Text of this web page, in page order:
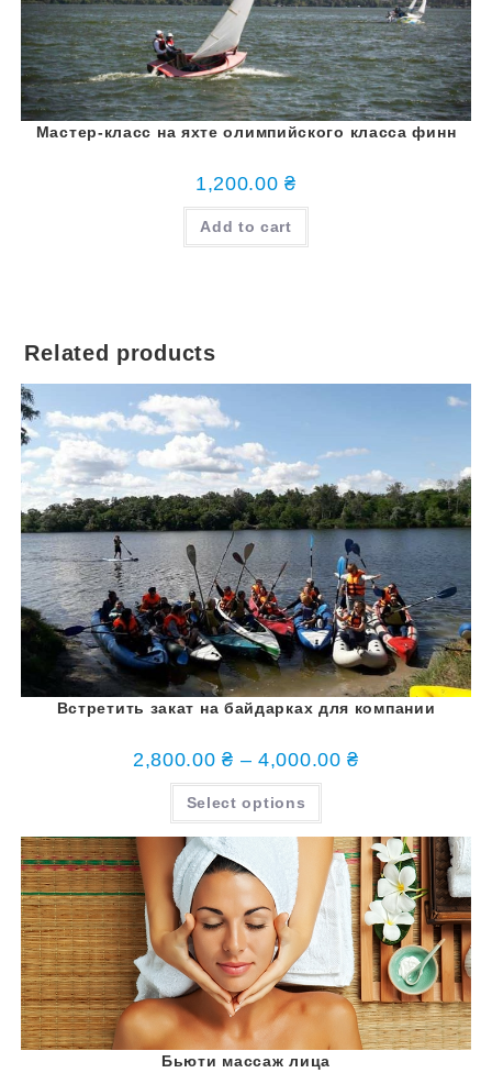
Мастер-класс на яхте олимпийского класса финн
1,200.00₴
Add to cart
Related products
Встретить закат на байдарках для компании
2,800.00₴ –4,000.00₴
Select options
Бьюти массаж лица